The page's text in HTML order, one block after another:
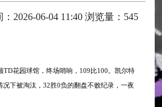
2026-06-04 11:40 浏览量：545
TD花园球馆，终场哨响，109比100。凯尔特
况下被淘汰，32胜0负的翻盘不败纪录，一夜